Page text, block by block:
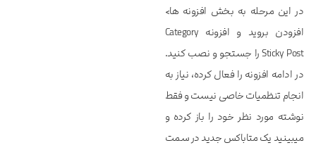
در این مرحله به بخش افزونه ها>
افزودن بروید و افزونه Category
Sticky Post را جستجو و نصب کنید.
در ادامه افزونه را فعال کرده، نیاز به
انجام تنظمیات خاصی نیست و فقط
نوشته مورد نظر خود را باز کرده و
می‎بینید یک متاباکس جدید در سمت